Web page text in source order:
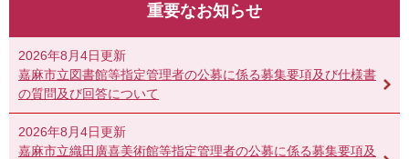
重要なお知らせ
2026年8月4日更新
嘉麻市立図書館等指定管理者の公募に係る募集要項及び仕様書
の質問及び回答について
2026年8月4日更新
嘉麻市立織田廣喜美術館等指定管理者の公募に係る募集要項及